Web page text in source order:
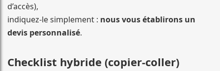
d’accès),
indiquez-le simplement : nous vous établirons un
devis personnalisé.
Checklist hybride (copier-coller)